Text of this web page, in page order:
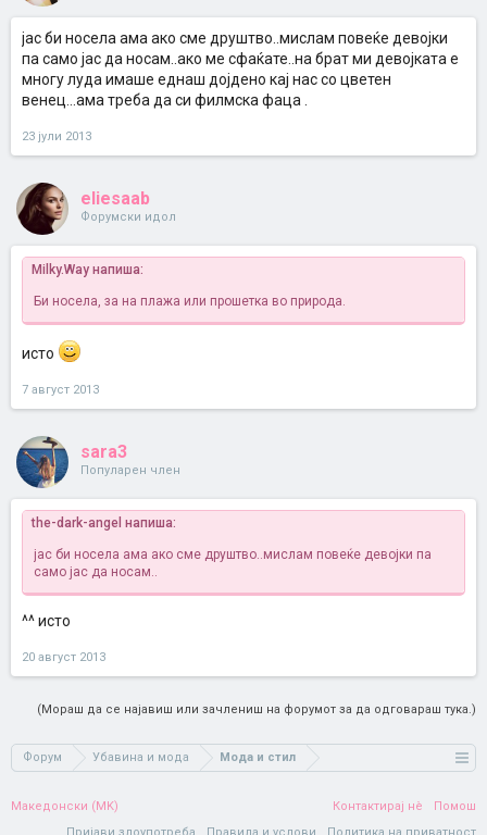
јас би носела ама ако сме друштво..мислам повеќе девојки
па само јас да носам..ако ме сфаќате..на брат ми девојката е
многу луда имаше еднаш дојдено кај нас со цветен
венец...ама треба да си филмска фаца .
23 јули 2013
eliesaab
Форумски идол
Milky.Way напиша:
Би носела, за на плажа или прошетка во природа.
исто
7 август 2013
sara3
Популарен член
the-dark-angel напиша:
јас би носела ама ако сме друштво..мислам повеќе девојки па
само јас да носам..
^^ исто
20 август 2013
(Мораш да се најавиш или зачлениш на форумот за да одговараш тука.)
Форум Убавина и мода Мода и стил
Македонски (MK) Контактирај нè
Помош